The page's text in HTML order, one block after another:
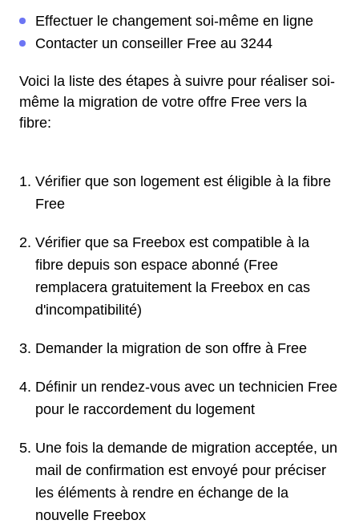
Effectuer le changement soi-même en ligne
Contacter un conseiller Free au 3244
Voici la liste des étapes à suivre pour réaliser soi-
même la migration de votre offre Free vers la
fibre:
Vérifier que son logement est éligible à la fibre
Free
Vérifier que sa Freebox est compatible à la
fibre depuis son espace abonné (Free
remplacera gratuitement la Freebox en cas
d'incompatibilité)
Demander la migration de son offre à Free
Définir un rendez-vous avec un technicien Free
pour le raccordement du logement
Une fois la demande de migration acceptée, un
mail de confirmation est envoyé pour préciser
les éléments à rendre en échange de la
nouvelle Freebox